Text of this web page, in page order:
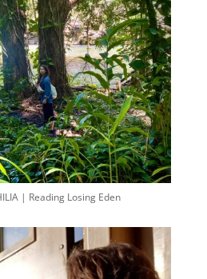
| Reading Losing Eden